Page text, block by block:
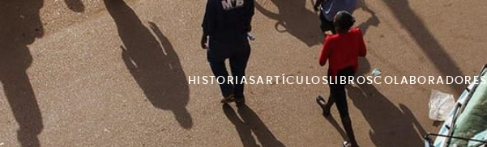
HISTORIASARTÍCULOSLIBROSCOLABORADORES